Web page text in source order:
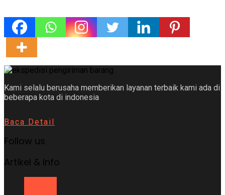
Kami selalu berusaha memberikan layanan terbaik kami ada di
beberapa kota di indonesia
Baca Detail
Follow us
Artikel & Info